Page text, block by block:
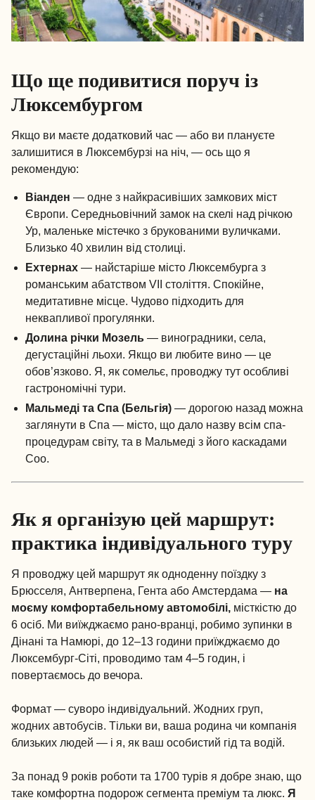
Що ще подивитися поруч із
Люксембургом
Якщо ви маєте додатковий час — або ви плануєте
залишитися в Люксембурзі на ніч, — ось що я
рекомендую:
Віанден — одне з найкрасивіших замкових міст
Європи. Середньовічний замок на скелі над річкою
Ур, маленьке містечко з брукованими вуличками.
Близько 40 хвилин від столиці.
Ехтернах — найстаріше місто Люксембурга з
романським абатством VII століття. Спокійне,
медитативне місце. Чудово підходить для
неквапливої прогулянки.
Долина річки Мозель — виноградники, села,
дегустаційні льохи. Якщо ви любите вино — це
обов’язково. Я, як сомельє, проводжу тут особливі
гастрономічні тури.
Мальмеді та Спа (Бельгія) — дорогою назад можна
заглянути в Спа — місто, що дало назву всім спа-
процедурам світу, та в Мальмеді з його каскадами
Coo.
Як я організую цей маршрут:
практика індивідуального туру
Я проводжу цей маршрут як одноденну поїздку з
Брюсселя, Антверпена, Гента або Амстердама — на
моєму комфортабельному автомобілі, місткістю до
6 осіб. Ми виїжджаємо рано-вранці, робимо зупинки в
Дінані та Намюрі, до 12–13 години приїжджаємо до
Люксембург-Сіті, проводимо там 4–5 годин, і
повертаємось до вечора.
Формат — суворо індивідуальний. Жодних груп,
жодних автобусів. Тільки ви, ваша родина чи компанія
близьких людей — і я, як ваш особистий гід та водій.
За понад 9 років роботи та 1700 турів я добре знаю, що
таке комфортна подорож сегмента преміум та люкс. Я